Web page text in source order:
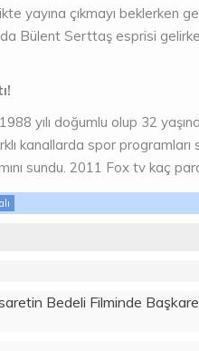
yayına çıkmayı beklerken
Bülent Serttaş esprisi
yılı doğumlu olup 32
kanallarda spor programları
sundu. 2011 Fox tv kaç
Bedeli Filminde